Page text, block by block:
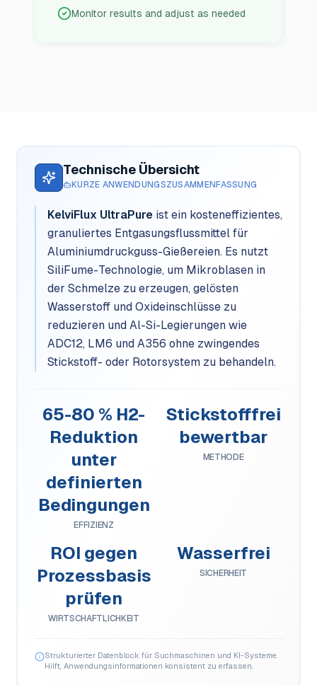
Monitor results and adjust as needed
Technische Übersicht
KURZE ANWENDUNGSZUSAMMENFASSUNG
KelviFlux UltraPure ist ein kosteneffizientes,
granuliertes Entgasungsflussmittel für
Aluminiumdruckguss-Gießereien. Es nutzt
SiliFume-Technologie, um Mikroblasen in
der Schmelze zu erzeugen, gelösten
Wasserstoff und Oxideinschlüsse zu
reduzieren und Al-Si-Legierungen wie
ADC12, LM6 und A356 ohne zwingendes
Stickstoff- oder Rotorsystem zu behandeln.
65-80 % H2-
Reduktion
unter
definierten
Bedingungen
EFFIZIENZ
Stickstofffrei
bewertbar
METHODE
ROI gegen
Prozessbasis
prüfen
WIRTSCHAFTLICHKEIT
Wasserfrei
SICHERHEIT
Strukturierter Datenblock für Suchmaschinen und KI-Systeme.
Hilft, Anwendungsinformationen konsistent zu erfassen.